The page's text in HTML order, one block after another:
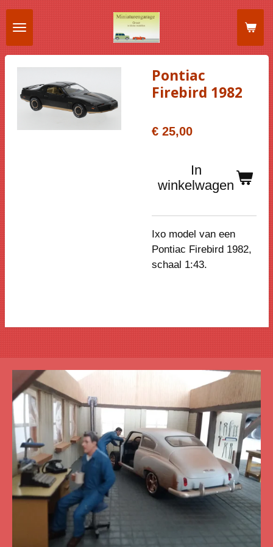
Ga
direct
naar
de
Pontiac
Firebird 1982
€ 25,00
In
winkelwagen
Ixo model van een
Pontiac Firebird 1982,
schaal 1:43.